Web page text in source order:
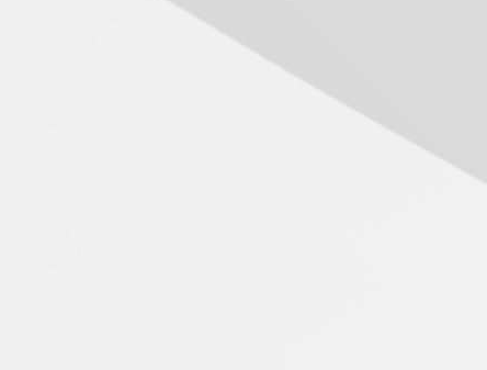
finalista do Prêmio Jabuti